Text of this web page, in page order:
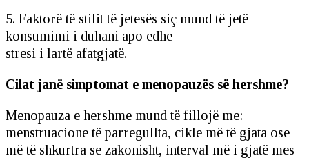
5. Faktorë të stilit të jetesës siç mund të jetë
konsumimi i duhani apo edhe
stresi i lartë afatgjatë.
Cilat janë simptomat e menopauzës së hershme?
Menopauza e hershme mund të fillojë me:
menstruacione të parregullta, cikle më të gjata ose
më të shkurtra se zakonisht, interval më i gjatë mes